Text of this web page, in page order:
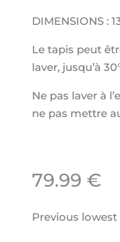
DIMENSIONS :
Le tapis peut
laver, jusqu’à
Ne pas laver à
ne pas mettre
79.99 €
Previous lowest